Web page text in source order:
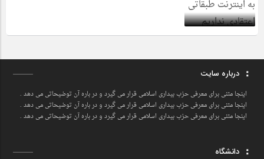
درباره سایت
اینجا متنی برای معرفی حزب بیداری اسلامی قرار می گیرد و در باره آن توضیحاتی می دهد .
اینجا متنی برای معرفی حزب بیداری اسلامی قرار می گیرد و در باره آن توضیحاتی می دهد .
اینجا متنی برای معرفی حزب بیداری اسلامی قرار می گیرد و در باره آن توضیحاتی می دهد .
دانشگاه